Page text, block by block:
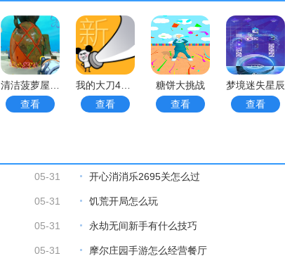
查看
查看
糖饼大挑战
查看
梦境迷失星辰
查看
05-31 开心消消乐2695关怎么过
05-31 饥荒开局怎么玩
05-31 永劫无间新手有什么技巧
05-31 摩尔庄园手游怎么经营餐厅